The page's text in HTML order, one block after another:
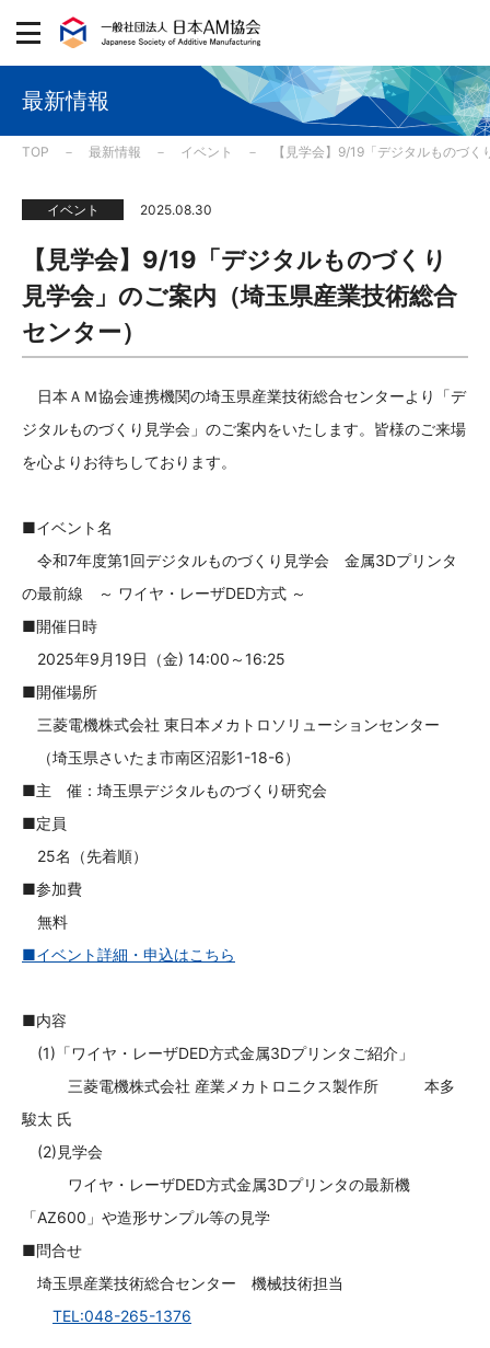
最新情報
TOP 最新情報 イベント 【見学会】9/19「デジタルものづ
イベント 2025.08.30
【見学会】9/19「デジタルものづくり
見学会」のご案内（埼玉県産業技術総合
センター）
日本ＡＭ協会連携機関の埼玉県産業技術総合センターより「デ
ジタルものづくり見学会」のご案内をいたします。皆様のご来場
を心よりお待ちしております。
■イベント名
令和7年度第1回デジタルものづくり見学会 金属3Dプリンタ
の最前線 ～ ワイヤ・レーザDED方式 ～
■開催日時
2025年9月19日（金) 14:00～16:25
■開催場所
三菱電機株式会社 東日本メカトロソリューションセンター
（埼玉県さいたま市南区沼影1-18-6）
■主 催：埼玉県デジタルものづくり研究会
■定員
25名（先着順）
■参加費
無料
■イベント詳細・申込はこちら
■内容
(1)「ワイヤ・レーザDED方式金属3Dプリンタご紹介」
三菱電機株式会社 産業メカトロニクス製作所 本多
駿太 氏
(2)見学会
ワイヤ・レーザDED方式金属3Dプリンタの最新機
「AZ600」や造形サンプル等の見学
■問合せ
埼玉県産業技術総合センター 機械技術担当
TEL:048-265-1376